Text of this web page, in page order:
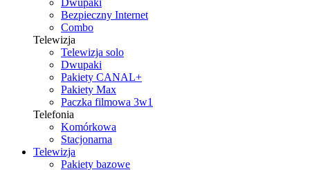
Bezpieczny Internet
Combo
Telewizja
Telewizja solo
Dwupaki
Pakiety CANAL+
Pakiety Max
Paczka filmowa 3w1
Telefonia
Komórkowa
Stacjonarna
Telewizja
Pakiety bazowe